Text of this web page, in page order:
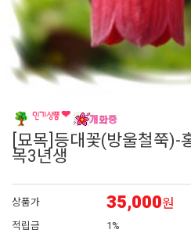
10 플록스
[묘목]등대꽃(방울철쭉)-
목3년생
상품가 35,000원
적립금
1%